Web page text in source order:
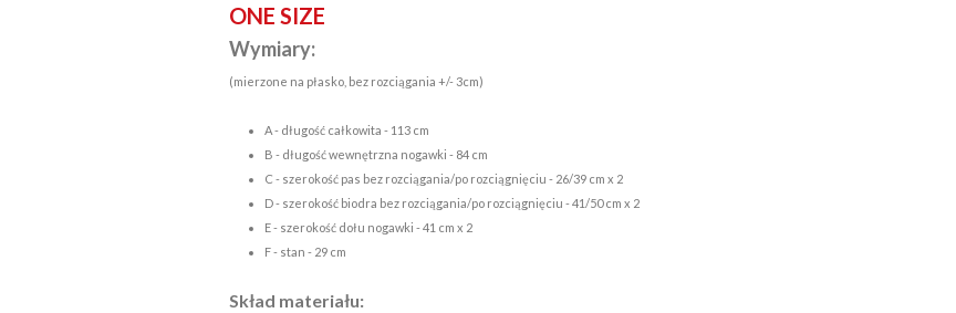
ONE SIZE
Wymiary:
(mierzone na płasko, bez rozciągania +/- 3cm)
A - długość całkowita - 113 cm
B - długość wewnętrzna nogawki - 84 cm
C - szerokość pas bez rozciągania/po rozciągnięciu - 26/39 cm x 2
D - szerokość biodra bez rozciągania/po rozciągnięciu - 41/50 cm x 2
E - szerokość dołu nogawki - 41 cm x 2
F - stan - 29 cm
Skład materiału: